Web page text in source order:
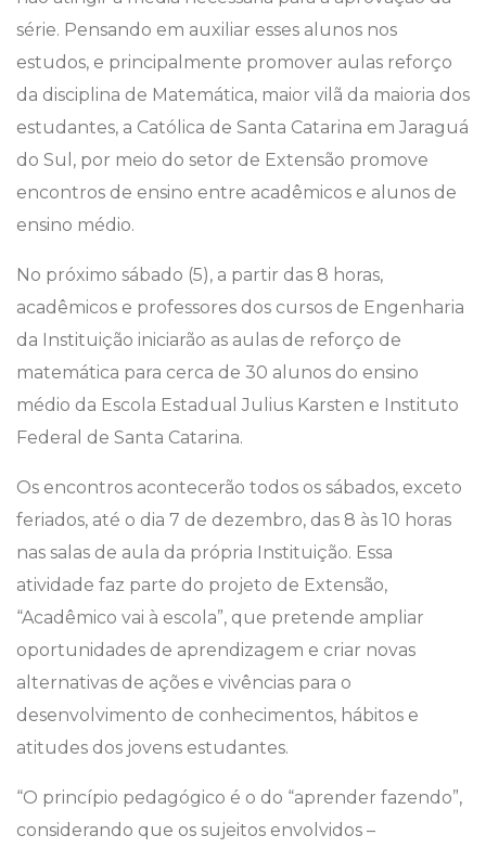
série. Pensando em auxiliar esses alunos nos
estudos, e principalmente promover aulas reforço
da disciplina de Matemática, maior vilã da maioria dos
estudantes, a Católica de Santa Catarina em Jaraguá
do Sul, por meio do setor de Extensão promove
encontros de ensino entre acadêmicos e alunos de
ensino médio.
No próximo sábado (5), a partir das 8 horas,
acadêmicos e professores dos cursos de Engenharia
da Instituição iniciarão as aulas de reforço de
matemática para cerca de 30 alunos do ensino
médio da Escola Estadual Julius Karsten e Instituto
Federal de Santa Catarina.
Os encontros acontecerão todos os sábados, exceto
feriados, até o dia 7 de dezembro, das 8 às 10 horas
nas salas de aula da própria Instituição. Essa
atividade faz parte do projeto de Extensão,
“Acadêmico vai à escola”, que pretende ampliar
oportunidades de aprendizagem e criar novas
alternativas de ações e vivências para o
desenvolvimento de conhecimentos, hábitos e
atitudes dos jovens estudantes.
“O princípio pedagógico é o do “aprender fazendo”,
considerando que os sujeitos envolvidos –